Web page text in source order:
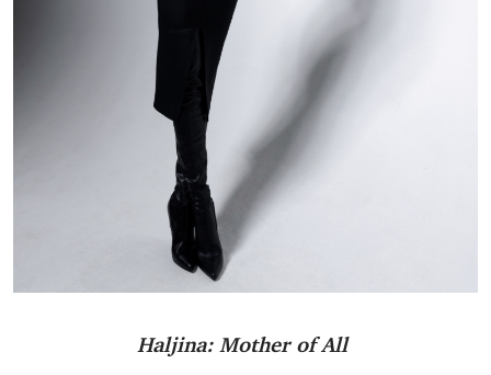
Haljina: Mother of All